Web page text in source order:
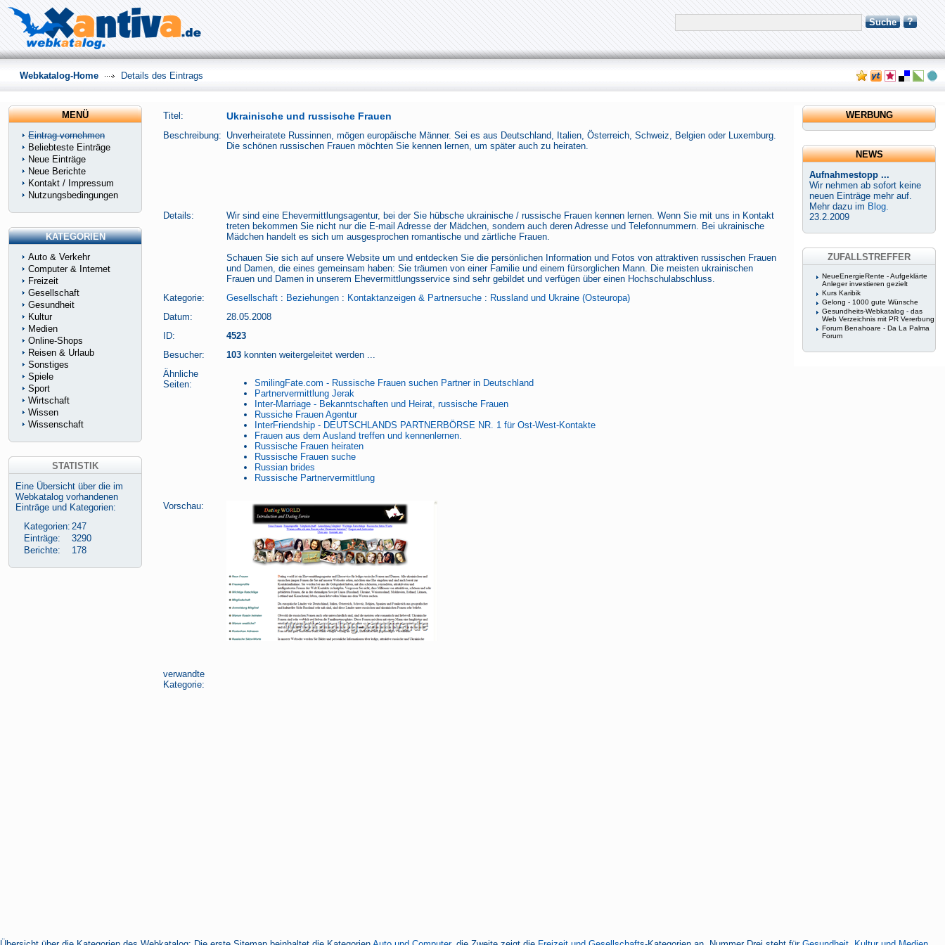
Titel: Ukrainische und russische Frauen
Beschreibung: Unverheiratete Russinnen, mögen europäische Männer. Sei es aus Deutschland, Italien, Österreich, Schweiz, Belgien oder Luxemburg.
Die schönen russischen Frauen möchten Sie kennen lernen, um später auch zu heiraten.
Details:
Wir sind eine Ehevermittlungsagentur, bei der Sie hübsche ukrainische / russische Frauen kennen lernen. Wenn Sie mit uns in Kontakt
treten bekommen Sie nicht nur die E-mail Adresse der Mädchen, sondern auch deren Adresse und Telefonnummern. Bei ukrainische
Mädchen handelt es sich um ausgesprochen romantische und zärtliche Frauen.
Schauen Sie sich auf unsere Website um und entdecken Sie die persönlichen Information und Fotos von attraktiven russischen Frauen
und Damen, die eines gemeinsam haben: Sie träumen von einer Familie und einem fürsorglichen Mann. Die meisten ukrainischen
Frauen und Damen in unserem Ehevermittlungsservice sind sehr gebildet und verfügen über einen Hochschulabschluss.
Kategorie:
Gesellschaft : Beziehungen : Kontaktanzeigen & Partnersuche : Russland und Ukraine (Osteuropa)
Datum:
28.05.2008
ID:
4523
Besucher:
103 konnten weitergeleitet werden ...
Ähnliche
Seiten:
SmilingFate.com - Russische Frauen suchen Partner in Deutschland
Partnervermittlung Jerak
Inter-Marriage - Bekanntschaften und Heirat, russische Frauen
Russiche Frauen Agentur
InterFriendship - DEUTSCHLANDS PARTNERBÖRSE NR. 1 für Ost-West-Kontakte
Frauen aus dem Ausland treffen und kennenlernen.
Russische Frauen heiraten
Russische Frauen suche
Russian brides
Russische Partnervermittlung
Vorschau:
verwandte
Kategorie:
Suche ?
Webkatalog-Home Details des Eintrags
MENÜ
Eintrag vornehmen
Beliebteste Einträge
Neue Einträge
Neue Berichte
Kontakt / Impressum
Nutzungsbedingungen
KATEGORIEN
Auto & Verkehr
Computer & Internet
Freizeit
Gesellschaft
Gesundheit
Kultur
Medien
Online-Shops
Reisen & Urlaub
Sonstiges
Spiele
Sport
Wirtschaft
Wissen
Wissenschaft
STATISTIK
Eine Übersicht über die im
Webkatalog vorhandenen
Einträge und Kategorien:
Kategorien: 247
Einträge:
3290
Berichte:
178
WERBUNG
NEWS
Aufnahmestopp ...
Wir nehmen ab sofort keine
neuen Einträge mehr auf.
Mehr dazu im Blog.
23.2.2009
ZUFALLSTREFFER
NeueEnergieRente - Aufgeklärte
Anleger investieren gezielt
Kurs Karibik
Gelong - 1000 gute Wünsche
Gesundheits-Webkatalog - das
Web Verzeichnis mit PR Vererbung
Forum Benahoare - Da La Palma
Forum